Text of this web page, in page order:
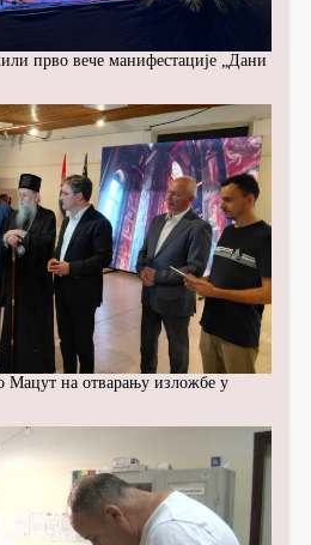
прво вече манифестације „Дани
Мацут на отварању изложбе у